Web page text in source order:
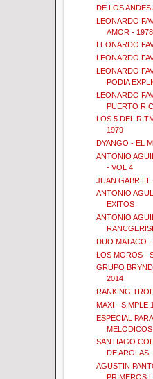
DE LOS ANDES
LEONARDO
AMOR - 1978
LEONARDO
LEONARDO
LEONARDO
PODIA
LEONARDO
PUERTO
LOS 5 DEL
1979
DYANGO - EL
ANTONIO
- VOL 4
JUAN
ANTONIO
EXITOS
ANTONIO
DUO MATACO
LOS MOROS -
GRUPO
2014
RANKING
MAXI - SIMPLE
ESPECIAL
SANTIAGO
DE AROLAS
AGUSTIN
PRIMEROS